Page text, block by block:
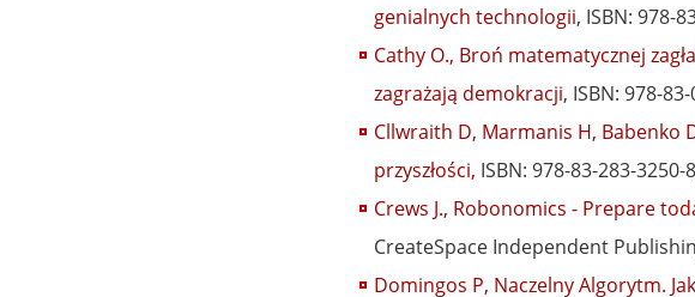
genialnych technologii, ISBN: 978-
Cathy O., Broń matematycznej
zagrażają demokracji, ISBN: 978-
Cllwraith D, Marmanis H, Babenko
przyszłości, ISBN: 978-83-283-
Crews J., Robonomics - Prepare
CreateSpace Independent
Domingos P, Naczelny Algorytm.